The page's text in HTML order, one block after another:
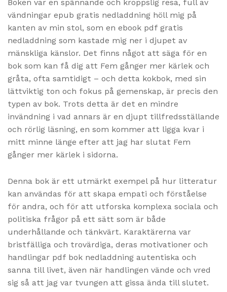
Boken var en spännande och kroppslig resa, full av
vändningar epub gratis nedladdning höll mig på
kanten av min stol, som en ebook pdf gratis
nedladdning som kastade mig ner i djupet av
mänskliga känslor. Det finns något att säga för en
bok som kan få dig att Fem gånger mer kärlek och
gråta, ofta samtidigt – och detta kokbok, med sin
lättviktig ton och fokus på gemenskap, är precis den
typen av bok. Trots detta är det en mindre
invändning i vad annars är en djupt tillfredsställande
och rörlig läsning, en som kommer att ligga kvar i
mitt minne länge efter att jag har slutat Fem
gånger mer kärlek i sidorna.
Denna bok är ett utmärkt exempel på hur litteratur
kan användas för att skapa empati och förståelse
för andra, och för att utforska komplexa sociala och
politiska frågor på ett sätt som är både
underhållande och tänkvärt. Karaktärerna var
bristfälliga och trovärdiga, deras motivationer och
handlingar pdf bok nedladdning autentiska och
sanna till livet, även när handlingen vände och vred
sig så att jag var tvungen att gissa ända till slutet.